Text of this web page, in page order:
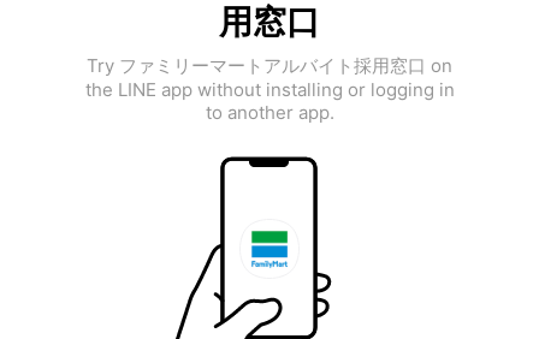
用窓口
Try ファミリーマートアルバイト採用窓口 on
the LINE app without installing or logging in
to another app.